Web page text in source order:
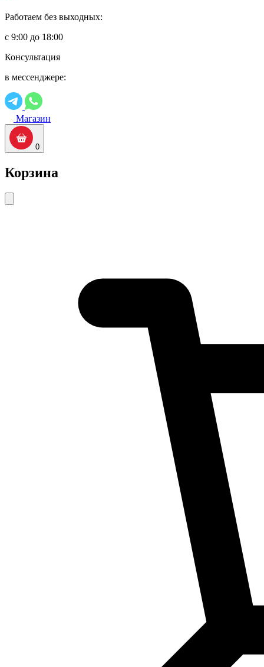
Работаем без выходных:
с 9:00 до 18:00
Консультация
в мессенджере:
Магазин
0
Корзина